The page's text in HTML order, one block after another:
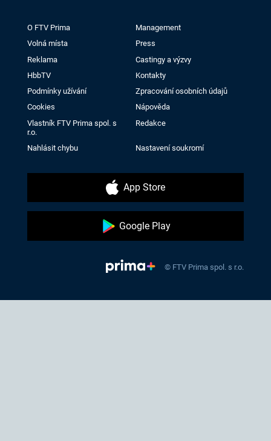
O FTV Prima
Management
Volná místa
Press
Reklama
Castingy a výzvy
HbbTV
Kontakty
Podmínky užívání
Zpracování osobních údajů
Cookies
Nápověda
Vlastník FTV Prima spol. s
r.o.
Redakce
Nahlásit chybu Nastavení soukromí
App Store
Google Play
© FTV Prima spol. s r.o.